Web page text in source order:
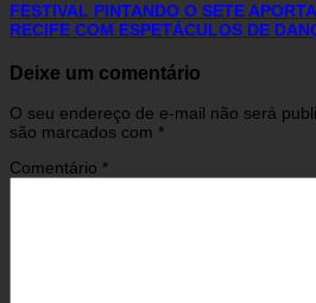
FESTIVAL PINTANDO O SETE
RECIFE COM ESPETÁCULOS DE
Deixe um comentário
O seu endereço de e-mail não será
são marcados com *
Comentário *